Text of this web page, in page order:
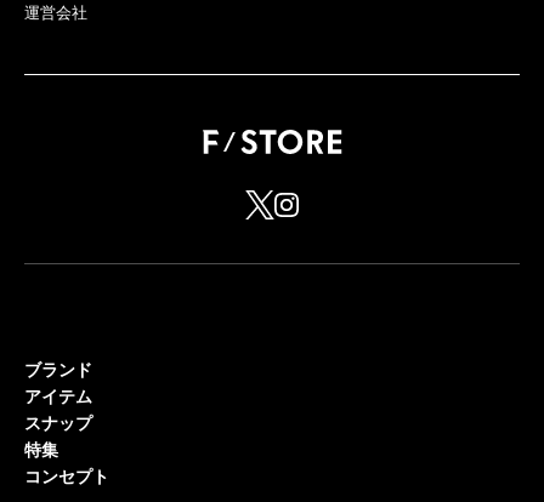
運営会社
ブランド
アイテム
スナップ
特集
コンセプト